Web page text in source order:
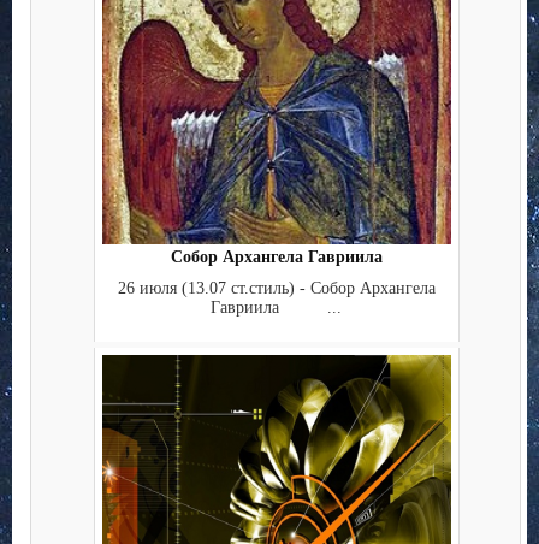
Собор Архангела Гавриила
26 июля (13.07 ст.стиль) - Собор Архангела
Гавриила ...